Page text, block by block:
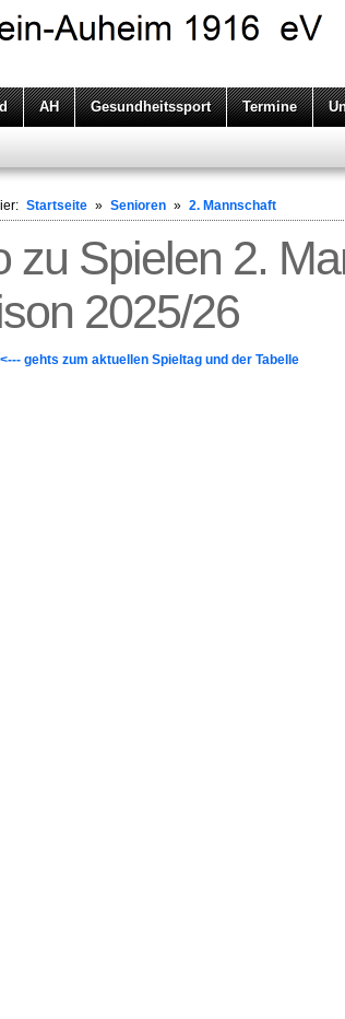
AH Gesundheitssport Termine
Startseite » Senioren » 2. Mannschaft
zu Spielen 2.
2025/26
gehts zum aktuellen Spieltag und der Tabelle